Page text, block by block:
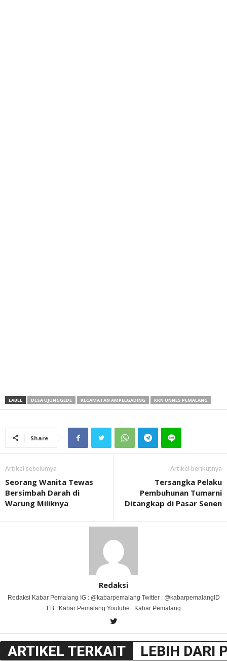
LABEL DESA UJUNGGEDE KECAMATAN AMPELGADING KKN UNNES PEMALANG
Share
Artikel sebelumya
Seorang Wanita Tewas
Bersimbah Darah di
Warung Miliknya
Artikel berikutnya
Tersangka Pelaku
Pembuhunan Tumarni
Ditangkap di Pasar Senen
Redaksi
Redaksi Kabar Pemalang IG : @kabarpemalang Twitter : @kabarpemalangID
FB : Kabar Pemalang Youtube : Kabar Pemalang
ARTIKEL TERKAIT LEBIH DARI